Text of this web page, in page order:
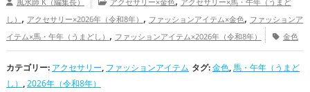
し） , アクセサリー×2026年（令和8年） , ファッションアイテム×金色, ファッションア
イテム×馬・午年（うまどし） , ファッションアイテム×2026年（令和8年）
金色
の開運グッズ,馬・午年（うまどし）の開運グッズ,2026年（令和8年）の開運グッズ
金運アップ,仕事運アップ,総合運・全体運アップ
カテゴリー: アクセサリー, ファッションアイテム タグ:金色,馬・午年（うまど
し） ,2026年（令和8年）